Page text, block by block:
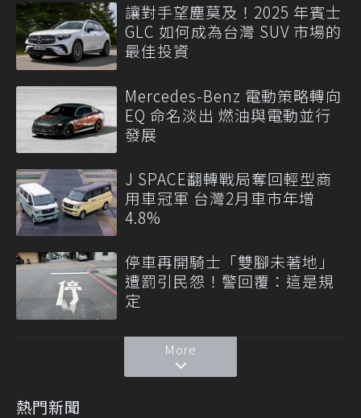
讓對手望塵莫及！2025 年賓士
GLC 如何成為台灣 SUV 市場的
最佳投資
Mercedes-Benz 電動策略轉向
EQ 命名淡出 燃油與電動並行
發展
J SPACE翻轉戰局奪回輕型商
用車冠軍 台灣2月車市年增
4.8%
停車再開騎士「雙腳未著地」
遭罰引民怨！警回覆：這是規
定
More
熱門新聞